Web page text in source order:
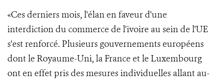
«Ces derniers mois, l'élan en faveur d'une
interdiction du commerce de l'ivoire au sein de l'UE
s'est renforcé. Plusieurs gouvernements européens
dont le Royaume-Uni, la France et le Luxembourg
ont en effet pris des mesures individuelles allant au-